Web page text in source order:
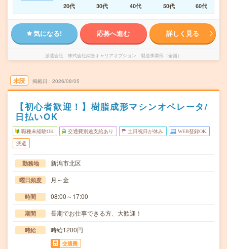
20代
30代 40代 50代 60代
気になる! 応募へ進む 詳しく見る
派遣会社 株式会社綜合キャリアオプション 製造事業部（全国）
未読 掲載日 2026/08/05
【初心者歓迎！】樹脂成形マシンオペレータ/
日払いOK
職種未経験OK 交通費別途支給あり 土日祝日が休み WEB登録OK
派遣
勤務地 新潟市北区
曜日頻度 月～金
時間 08:00～17:00
期間 長期でお仕事できる方、大歓迎！
時給 時給1200円
交通費